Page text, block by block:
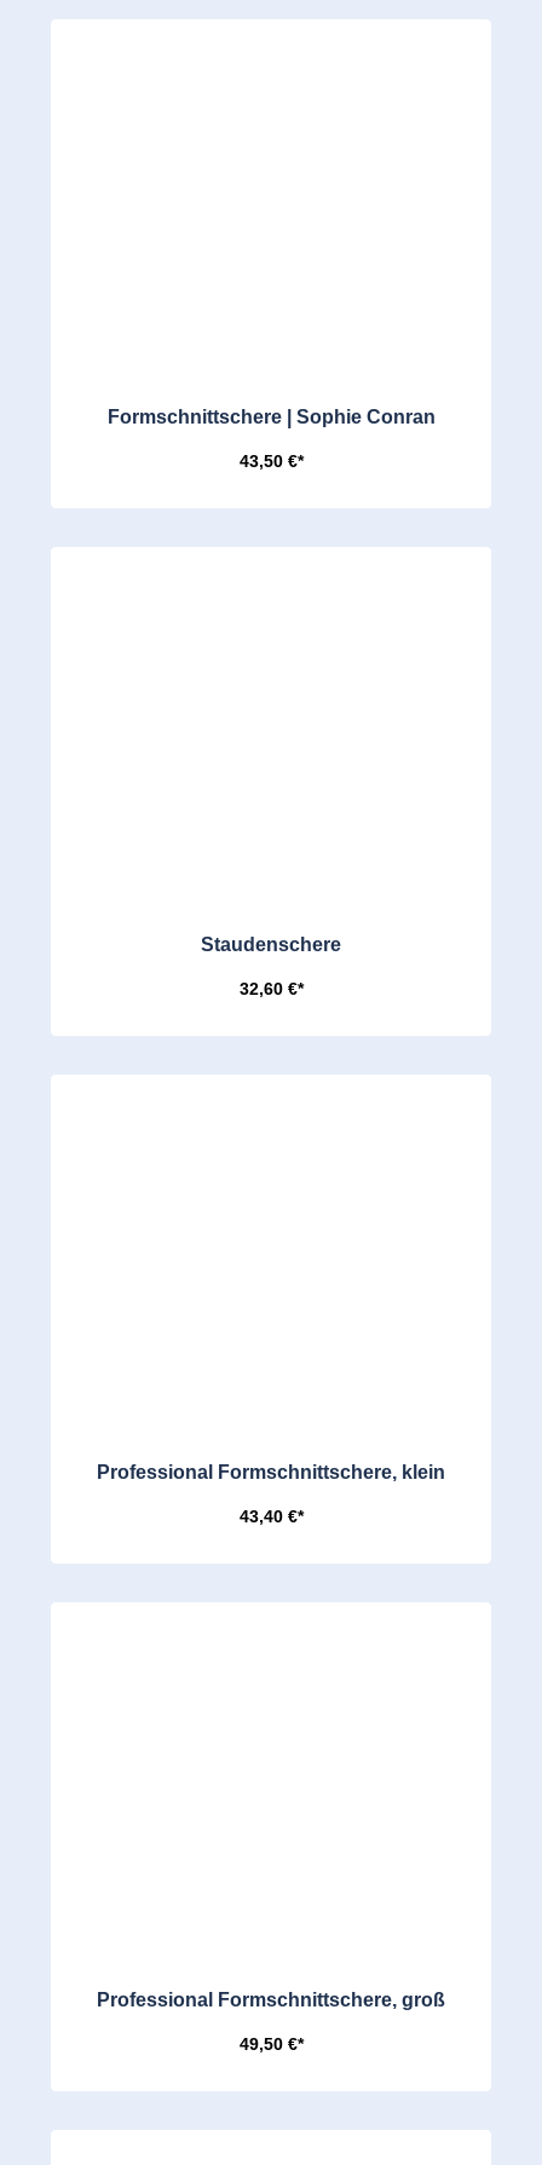
Formschnittschere | Sophie Conran
43,50 €*
Staudenschere
32,60 €*
Professional Formschnittschere, klein
43,40 €*
Professional Formschnittschere, groß
49,50 €*